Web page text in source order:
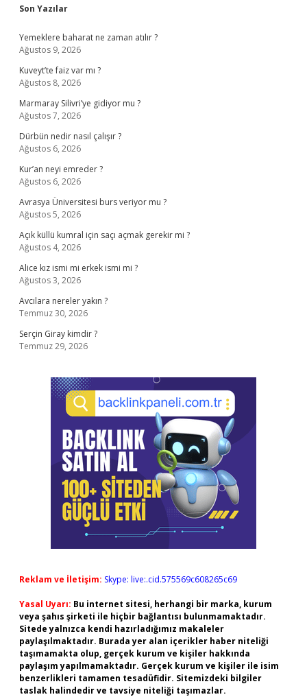
Sidebar
Son Yazılar
Yemeklere baharat ne zaman atılır ?
Ağustos 9, 2026
Kuveyt’te faiz var mı ?
Ağustos 8, 2026
Marmaray Silivri’ye gidiyor mu ?
Ağustos 7, 2026
Dürbün nedir nasıl çalışır ?
Ağustos 6, 2026
Kur’an neyi emreder ?
Ağustos 6, 2026
Avrasya Üniversitesi burs veriyor mu ?
Ağustos 5, 2026
Açık küllü kumral için saçı açmak gerekir mi ?
Ağustos 4, 2026
Alice kız ismi mi erkek ismi mi ?
Ağustos 3, 2026
Avcılara nereler yakın ?
Temmuz 30, 2026
Serçin Giray kimdir ?
Temmuz 29, 2026
Reklam ve İletişim: Skype: live:.cid.575569c608265c69
Yasal Uyarı: Bu internet sitesi, herhangi bir marka, kurum
veya şahıs şirketi ile hiçbir bağlantısı bulunmamaktadır.
Sitede yalnızca kendi hazırladığımız makaleler
paylaşılmaktadır. Burada yer alan içerikler haber niteliği
taşımamakta olup, gerçek kurum ve kişiler hakkında
paylaşım yapılmamaktadır. Gerçek kurum ve kişiler ile isim
benzerlikleri tamamen tesadüfidir. Sitemizdeki bilgiler
taslak halindedir ve tavsiye niteliği taşımazlar.